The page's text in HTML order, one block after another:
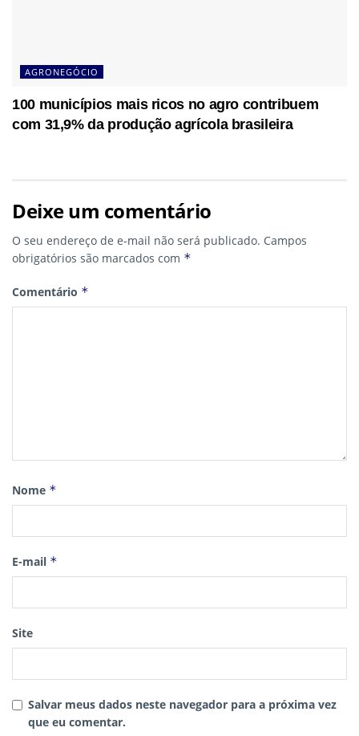
AGRONEGÓCIO
100 municípios mais ricos no agro contribuem
com 31,9% da produção agrícola brasileira
Deixe um comentário
O seu endereço de e-mail não será publicado. Campos
obrigatórios são marcados com *
Comentário *
Nome *
E-mail *
Site
Salvar meus dados neste navegador para a próxima vez
que eu comentar.